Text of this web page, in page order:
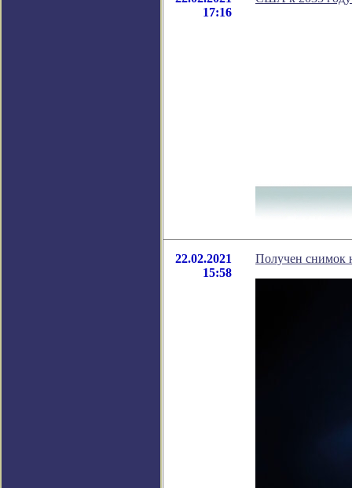
17:16
22.02.2021
15:58
Получен снимок